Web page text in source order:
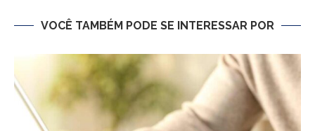
VOCÊ TAMBÉM PODE SE INTERESSAR POR